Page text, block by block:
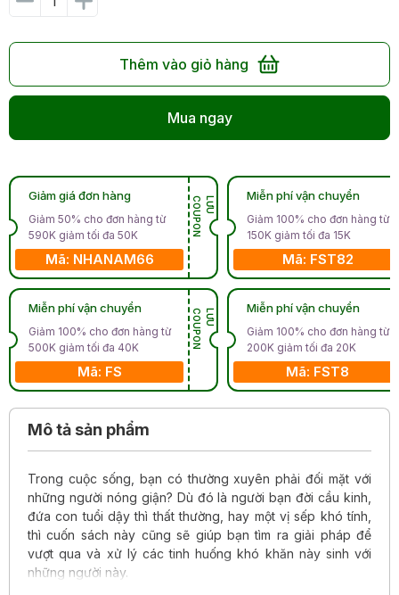
Thêm vào giỏ hàng
Mua ngay
Giảm giá đơn hàng
Giảm 50% cho đơn hàng từ
590K giảm tối đa 50K
Mã: NHANAM66
L
Ư
U
C
O
U
P
O
N
Miễn phí vận chuyển
Giảm 100% cho đơn hàng từ
500K giảm tối đa 40K
Mã: FS
L
Ư
U
C
O
U
P
O
N
Miễn phí vận chuyển
Giảm 100% cho đơn hàng từ
150K giảm tối đa 15K
Mã: FST82
Miễn phí vận chuyển
Giảm 100% cho đơn hàng từ
200K giảm tối đa 20K
Mã: FST8
Mô tả sản phẩm
Trong cuộc sống, bạn có thường xuyên phải đối mặt với
những người nóng giận? Dù đó là người bạn đời cầu kinh,
đứa con tuổi dậy thì thất thường, hay một vị sếp khó tính,
thì cuốn sách này cũng sẽ giúp bạn tìm ra giải pháp để
vượt qua và xử lý các tinh huống khó khăn này sinh với
những người này.